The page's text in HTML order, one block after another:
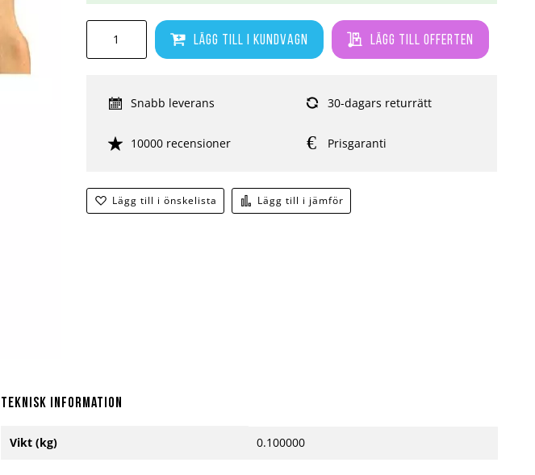
Lägg till i kundvagn Lägg till offerten
Lägg till i önskelista Lägg till i jämför
Snabb leverans 30-dagars returrätt
10000 recensioner Prisgaranti
Teknisk information
information
Vikt (kg) 0.100000